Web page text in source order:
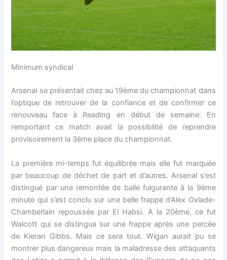
Minimum syndical
Arsenal se présentait chez au 19ème du championnat dans
l’optique de retrouver de la confiance et de confirmer ce
renouveau face à Reading en début de semaine. En
remportant ce match avait la possibilité de reprendre
provisoirement la 3ème place du championnat.
La première mi-temps fut équilibrée mais elle fut marquée
par beaucoup de déchet de part et d’autres. Arsenal s’est
distingué par une remontée de balle fulgurante à la 9ème
minute qui s’est conclu sur une belle frappe d’Alex Oxlade-
Chamberlain repoussée par El Habsi. A la 20ème, ce fut
Walcott qui se distingua sur une frappe après une percée
de Kieran Gibbs. Mais ce sera tout. Wigan aurait pu se
montrer plus dangereux mais la maladresse des attaquants